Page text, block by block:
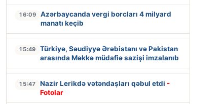
16:09
Azərbaycanda vergi borcları 4 milyard
manatı keçib
15:49
Türkiyə, Səudiyyə Ərəbistanı və Pakistan
arasında Məkkə müdafiə sazişi imzalanıb
15:47 Nazir Lerikdə vətəndaşları qəbul etdi -
Fotolar